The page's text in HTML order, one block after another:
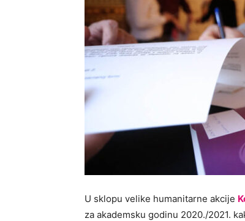
U sklopu velike humanitarne akcije
za akademsku godinu 2020./2021.